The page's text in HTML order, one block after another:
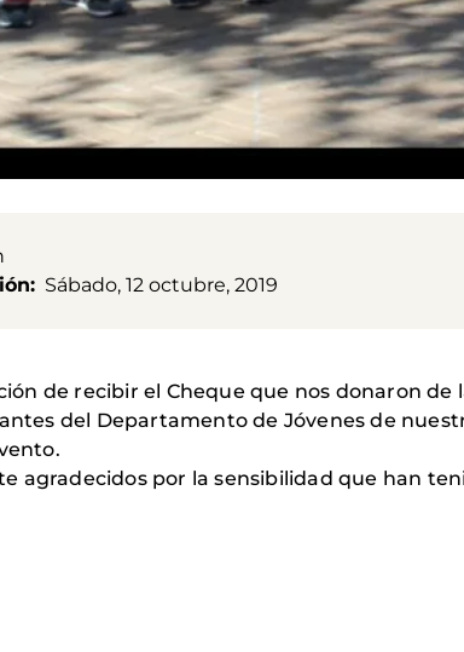
Sábado, 12 octubre, 2019
de recibir el Cheque que nos donaron
del Departamento de Jóvenes de
agradecidos por la sensibilidad que han